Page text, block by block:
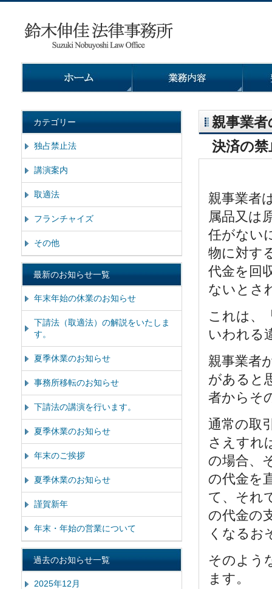
親事業
決済の禁
親事業者
属品又は
任がない
物に対す
代金を回
ないとさ
これは、
いわれる
親事業者
があると
者からそ
通常の取
さえすれ
の場合、
の代金を
て、それ
の代金の
くなるお
そのよう
ます。
カテゴリー
独占禁止法
講演案内
取適法
フランチャイズ
その他
最新のお知らせ一覧
年末年始の休業のお知らせ
下請法（取適法）の解説をいたしま
す。
夏季休業のお知らせ
事務所移転のお知らせ
下請法の講演を行います。
夏季休業のお知らせ
年末のご挨拶
夏季休業のお知らせ
謹賀新年
年末・年始の営業について
過去のお知らせ一覧
2025年12月